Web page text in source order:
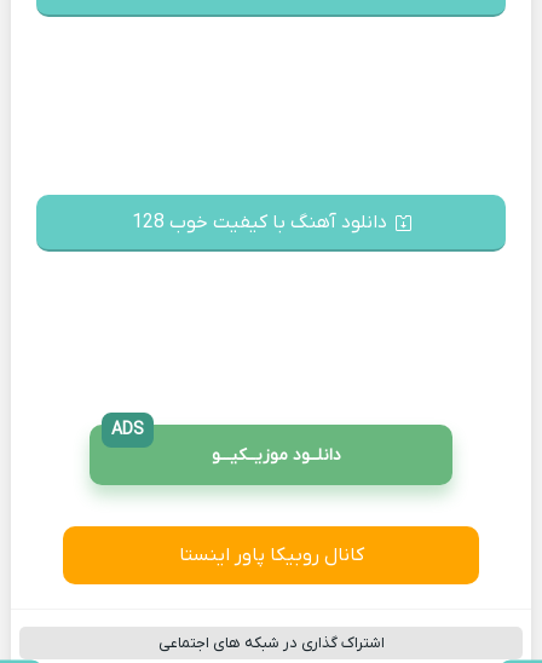
دانلود آهنگ با کیفیت خوب 128
دانلــود موزیــکیـــو
ADS
کانال روبیکا پاور اینستا
اشتراک گذاری در شبکه های اجتماعی